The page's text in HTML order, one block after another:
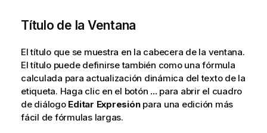
Título de la Ventana
El título que se muestra en la cabecera de la ventana.
El título puede definirse también como una fórmula
calculada para actualización dinámica del texto de la
etiqueta. Haga clic en el botón ...para abrir el cuadro
de diálogo Editar Expresiónpara una edición más
fácil de fórmulas largas.